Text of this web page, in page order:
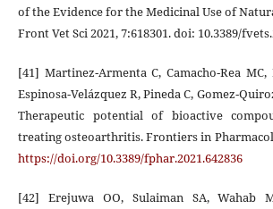
of the Evidence for the Medicinal Use of
Front Vet Sci 2021, 7:618301. doi: 10.3389/
[41] Martinez‑Armenta C, Camacho‑Rea
Espinosa‑Velázquez R, Pineda C,
Therapeutic potential of bioactive
treating osteoarthritis. Frontiers in
https://doi.org/10.3389/fphar.2021.642836
[42] Erejuwa OO, Sulaiman SA, Wahab